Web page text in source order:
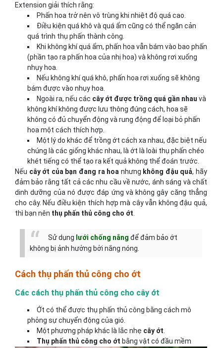
Extension giải thích rằng:
Phấn hoa trở nên vô trùng khi nhiệt độ quá cao.
Điều kiện quá khô và quá ẩm cũng có thể ngăn cản
quá trình thụ phấn thành công.
Khi không khí quá ẩm, phấn hoa vẫn bám vào bao phấn
(phần tạo ra phấn hoa của nhị hoa) và không rơi xuống
nhụy hoa.
Nếu không khí quá khô, phấn hoa rơi xuống sẽ không
bám được vào nhụy hoa.
Ngoài ra, nếu các cây ớt được trồng quá gần nhau và
không khí không được lưu thông đúng cách, hoa sẽ
không có đủ chuyển động và rung động để loại bỏ phấn
hoa một cách thích hợp.
Một lý do khác để trồng ớt cách xa nhau, đặc biệt nếu
chúng là các giống khác nhau, là ớt là loài thụ phấn chéo
khét tiếng có thể tạo ra kết quả không thể đoán trước.
Nếu cây ớt của bạn đang ra hoa nhưng không đậu quả, hãy
đảm bảo rằng tất cả các nhu cầu về nước, ánh sáng và chất
dinh dưỡng của nó được đáp ứng và không gây căng thẳng
cho cây. Nếu điều kiện thích hợp mà cây vẫn không đậu quả,
thì bạn nên thụ phấn thủ công cho ớt.
Sử dụng lưới chống nắng để đảm bảo ớt
không bị ảnh hưởng bởi nắng nóng.
Cách thụ phấn thủ công cho ớt
Các cách thụ phấn thủ công cho cây ớt
Ớt có thể được thụ phấn thủ công bằng cách mô
phỏng sự chuyển động của gió.
Một phương pháp khác là lắc nhẹ cây ớt
Thụ phấn thủ công cho ớt bằng vật có đầu mềm